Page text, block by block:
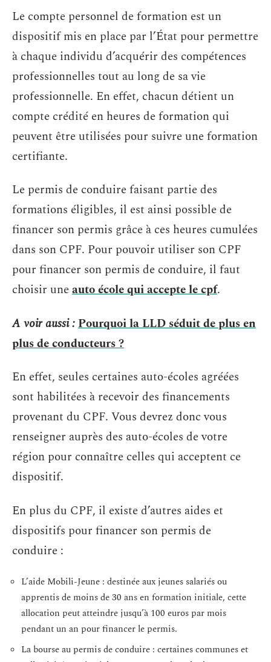
Le compte personnel de formation est un
dispositif mis en place par l’État pour permettre
à chaque individu d’acquérir des compétences
professionnelles tout au long de sa vie
professionnelle. En effet, chacun détient un
compte crédité en heures de formation qui
peuvent être utilisées pour suivre une formation
certifiante.
Le permis de conduire faisant partie des
formations éligibles, il est ainsi possible de
financer son permis grâce à ces heures cumulées
dans son CPF. Pour pouvoir utiliser son CPF
pour financer son permis de conduire, il faut
choisir uneauto école qui accepte le cpf.
A voir aussi :Pourquoi la LLD séduit de plus en
plus de conducteurs ?
En effet, seules certaines auto-écoles agréées
sont habilitées à recevoir des financements
provenant du CPF. Vous devrez donc vous
renseigner auprès des auto-écoles de votre
région pour connaître celles qui acceptent ce
dispositif.
En plus du CPF, il existe d’autres aides et
dispositifs pour financer son permis de
conduire :
L’aide Mobili-Jeune : destinée aux jeunes salariés ou
apprentis de moins de 30 ans en formation initiale, cette
allocation peut atteindre jusqu’à 100 euros par mois
pendant un an pour financer le permis.
La bourse au permis de conduire : certaines communes et